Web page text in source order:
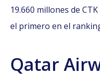
19.660 millones de
el primero en el
Qatar